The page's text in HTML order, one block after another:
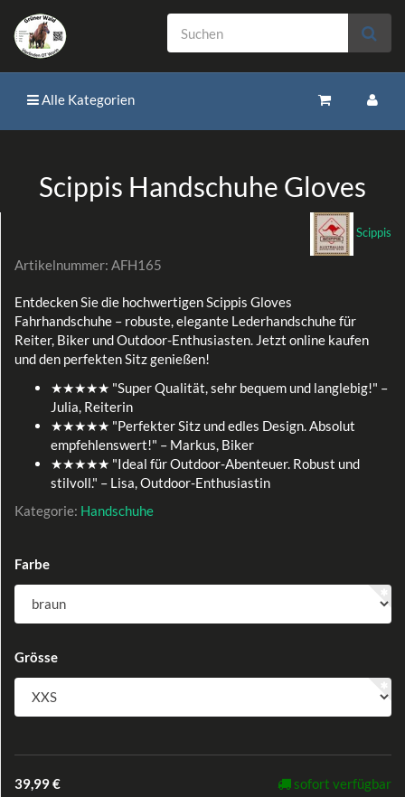
Alle Kategorien
Scippis Handschuhe Gloves
Scippis
Artikelnummer: AFH165
Entdecken Sie die hochwertigen Scippis Gloves
Fahrhandschuhe – robuste, elegante Lederhandschuhe für
Reiter, Biker und Outdoor-Enthusiasten. Jetzt online kaufen
und den perfekten Sitz genießen!
★★★★★ "Super Qualität, sehr bequem und langlebig!" –
Julia, Reiterin
★★★★★ "Perfekter Sitz und edles Design. Absolut
empfehlenswert!" – Markus, Biker
★★★★★ "Ideal für Outdoor-Abenteuer. Robust und
stilvoll." – Lisa, Outdoor-Enthusiastin
Kategorie: Handschuhe
Farbe
Grösse
39,99 € sofort verfügbar